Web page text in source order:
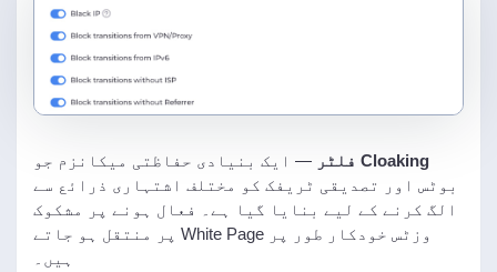
Cloaking فلٹر
— ایک بنیادی حفاظتی میکانزم جو
بوٹس اور تصدیقی ٹریفک کو مختلف اشتہاری ذرائع سے
الگ کرنے کے لیے بنایا گیا ہے۔ فعال ہونے پر مشکوک
وزٹس خودکار طور پر White Page پر منتقل ہو جاتے
ہیں۔